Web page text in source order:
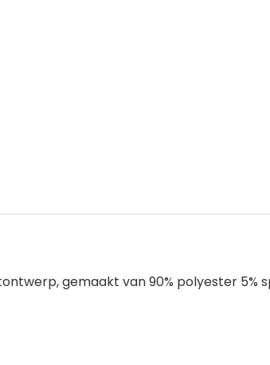
gemaakt van 90% polyester 5%